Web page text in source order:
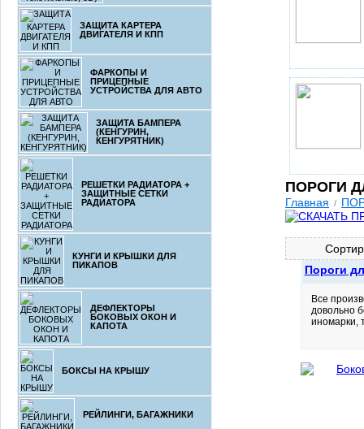
ЗАЩИТА КАРТЕРА
ДВИГАТЕЛЯ И КПП
ФАРКОПЫ И
ПРИЦЕПНЫЕ
УСТРОЙСТВА ДЛЯ АВТО
ЗАЩИТА БАМПЕРА
(КЕНГУРИН,
КЕНГУРЯТНИК)
РЕШЕТКИ РАДИАТОРА +
ЗАЩИТНЫЕ СЕТКИ
РАДИАТОРА
КУНГИ И КРЫШКИ ДЛЯ
ПИКАПОВ
ДЕФЛЕКТОРЫ
БОКОВЫХ ОКОН И
КАПОТА
БОКСЫ НА КРЫШУ
РЕЙЛИНГИ, БАГАЖНИКИ
ПОРОГИ
Главная /
Пороги
Все
довольно
иномарки,